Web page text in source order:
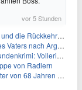
vor 5 Stunden
Rückkehr nach Paris
nach Argentinien
Vollering in Gelb
von Radlern
Jahren gestorben